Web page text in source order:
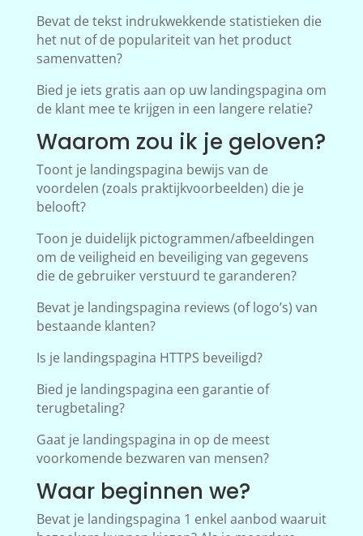
Bevat de tekst indrukwekkende statistieken die
het nut of de populariteit van het product
samenvatten?
Bied je iets gratis aan op uw landingspagina om
de klant mee te krijgen in een langere relatie?
Waarom zou ik je geloven?
Toont je landingspagina bewijs van de
voordelen (zoals praktijkvoorbeelden) die je
belooft?
Toon je duidelijk pictogrammen/afbeeldingen
om de veiligheid en beveiliging van gegevens
die de gebruiker verstuurd te garanderen?
Bevat je landingspagina reviews (of logo’s) van
bestaande klanten?
Is je landingspagina HTTPS beveiligd?
Bied je landingspagina een garantie of
terugbetaling?
Gaat je landingspagina in op de meest
voorkomende bezwaren van mensen?
Waar beginnen we?
Bevat je landingspagina 1 enkel aanbod waaruit